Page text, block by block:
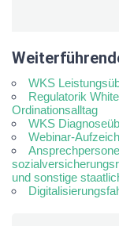
WKS
Regulatorik
Ordinationsalltag
WKS
Webinar-
und sonstige